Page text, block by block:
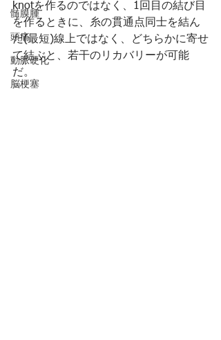
髄膜腫
頭痛
動脈硬化
脳梗塞
knotを作るのではなく、1回目の結び目
を作るときに、糸の貫通点同士を結ん
だ(最短)線上ではなく、どちらかに寄せ
て結ぶと、若干のリカバリーが可能
だ。